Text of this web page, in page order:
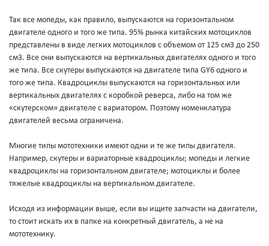
Так все мопеды, как правило, выпускаются на горизонтальном
двигателе одного и того же типа. 95% рынка китайских мотоциклов
представлены в виде легких мотоциклов с объемом от 125 см3 до 250
см3. Все они выпускаются на вертикальных двигателях одного и того
же типа. Все скутеры выпускаются на двигателе типа GY6 одного и
того же типа. Квадроциклы выпускаются на горизонтальных или
вертикальных двигателях с коробкой реверса, либо на том же
«скутерском» двигателе с вариатором. Поэтому номенклатура
двигателей весьма ограничена.
Многие типы мототехники имеют одни и те же типы двигателя.
Например, скутеры и вариаторные квадроциклы; мопеды и легкие
квадроциклы на горизонтальном двигателе; мотоциклы и более
тяжелые квадроциклы на вертикальном двигателе.
Исходя из информации выше, если вы ищите запчасти на двигатели,
то стоит искать их в папке на конкретный двигатель, а не на
мототехнику.